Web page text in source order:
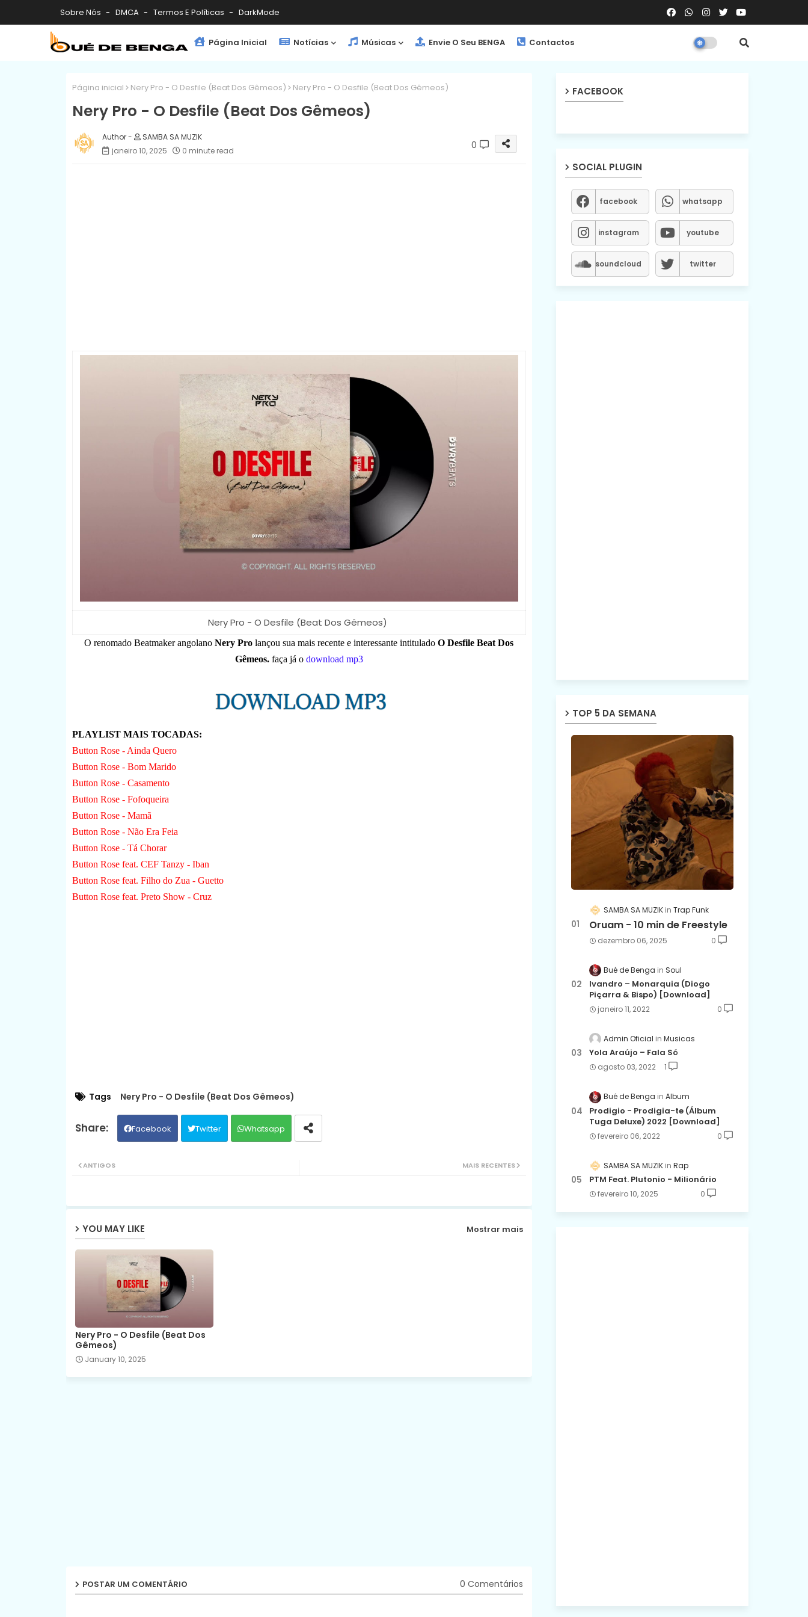
Sobre Nós DMCA Termos E Políticas DarkMode
Página Inicial Notícias Músicas Envie O Seu BENGA Contactos
Página inicial Nery Pro - O Desfile (Beat Dos Gêmeos) Nery Pro - O Desfile (Beat Dos Gêmeos)
Nery Pro - O Desfile (Beat Dos Gêmeos)
SAMBA SA MUZIK
janeiro 10, 2025
0 minute read 0
Nery Pro - O Desfile (Beat Dos Gêmeos)
O renomado Beatmaker angolano Nery Pro lançou sua mais recente e interessante intitulado O Desfile Beat Dos
Gêmeos.faça já o download mp3
PLAYLIST MAIS TOCADAS:
Button Rose - Ainda Quero
Button Rose - Bom Marido
Button Rose - Casamento
Button Rose - Fofoqueira
Button Rose - Mamã
Button Rose - Não Era Feia
Button Rose - Tá Chorar
Button Rose feat. CEF Tanzy - Iban
Button Rose feat. Filho do Zua - Guetto
Button Rose feat. Preto Show - Cruz
Tags Nery Pro - O Desfile (Beat Dos Gêmeos)
Facebook Twitter Whatsapp
MAIS RECENTES
ANTIGOS
YOU MAY LIKE Mostrar mais
Nery Pro - O Desfile (Beat Dos
Gêmeos)
January 10, 2025
POSTAR UM COMENTÁRIO 0 Comentários
FACEBOOK
SOCIAL PLUGIN
facebook whatsapp
instagram youtube
soundcloud twitter
TOP 5 DA SEMANA
SAMBA SA MUZIK Trap Funk
Oruam - 10 min de Freestyle
dezembro 06, 2025 0
Bué de Benga Soul
Ivandro – Monarquia (Diogo
Piçarra & Bispo) [Download]
janeiro 11, 2022 0
Admin Oficial Musicas
Yola Araújo – Fala Só
agosto 03, 2022 1
Bué de Benga Album
Prodigio - Prodigia-te (Álbum
Tuga Deluxe) 2022 [Download]
fevereiro 06, 2022 0
SAMBA SA MUZIK Rap
PTM Feat. Plutonio - Milionário
fevereiro 10, 2025 0